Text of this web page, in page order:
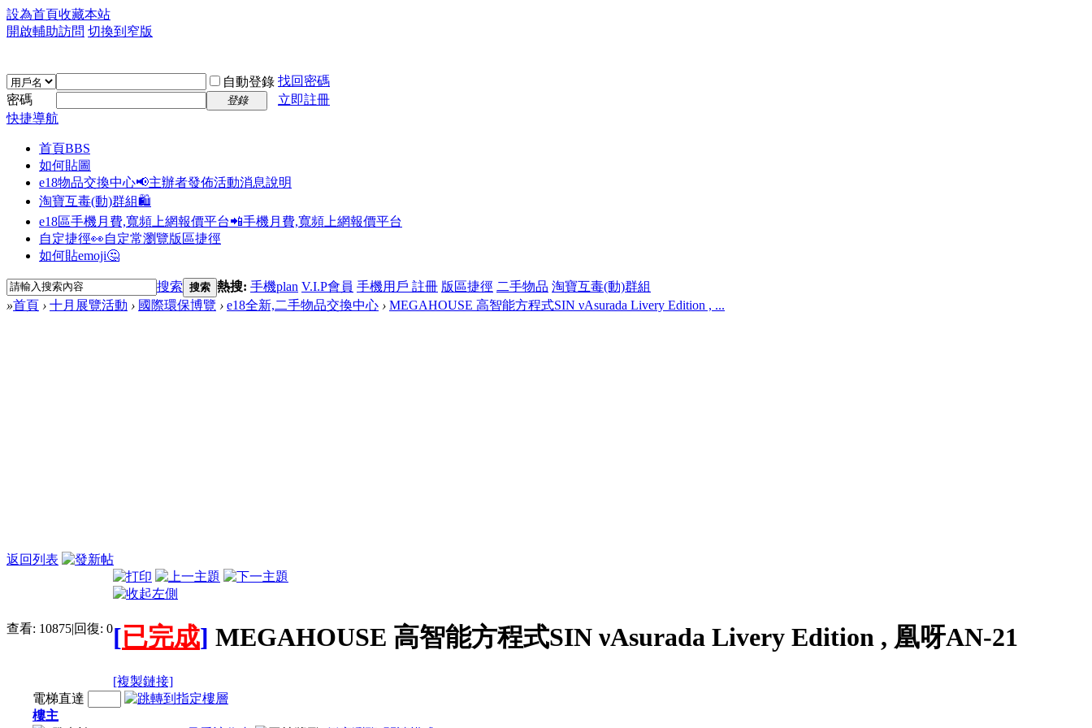
設為首頁收藏本站
開啟輔助訪問 切換到窄版
自動登錄 找回密碼
密碼
登錄
立即註冊
快捷導航
首頁BBS
如何貼圖
e18物品交換中心📢主辦者發佈活動消息說明
淘寶互毒(動)群組🛍️
e18區手機月費,寬頻上網報價平台📲手機月費,寬頻上網報價平台
自定捷徑👀自定常瀏覽版區捷徑
如何貼emoji🤔
搜索 搜索 熱搜: 手機plan V.I.P會員 手機用戶 註冊 版區捷徑 二手物品 淘寶互毒(動)群組
»首頁 › 十月展覽活動 › 國際環保博覽 › e18全新,二手物品交換中心 › MEGAHOUSE 高智能方程式SIN νAsurada Livery Edition , ...
返回列表
查看: 10875|回復: 0[已完成] MEGAHOUSE 高智能方程式SIN νAsurada Livery Edition , 凰呀AN-21
[複製鏈接]
電梯直達
樓主